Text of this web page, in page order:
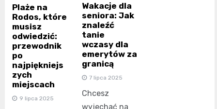
Plaże na
Rodos, które
musisz
odwiedzić:
przewodnik
po
najpiękniejs
zych
miejscach
9 lipca 2025
Wakacje dla
seniora: Jak
znaleźć
tanie
wczasy dla
emerytów za
granicą
7 lipca 2025
Chcesz
wyjechać na